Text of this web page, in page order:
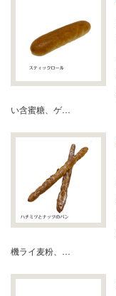
い含蜜糖、ゲ…
機ライ麦粉、…